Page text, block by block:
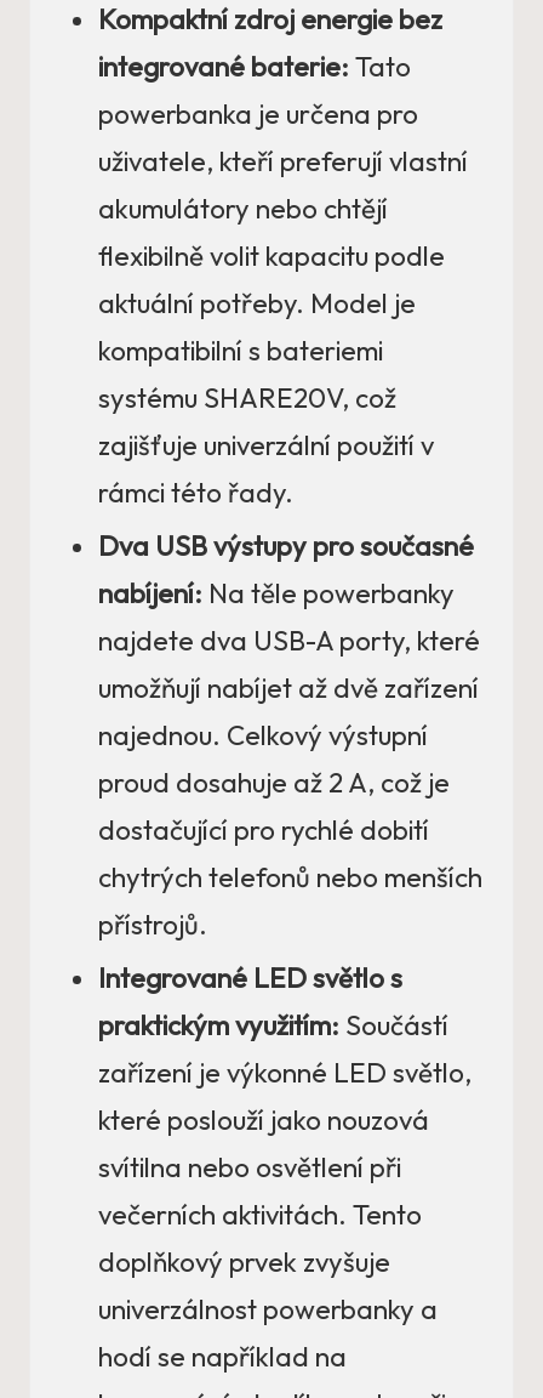
Kompaktní zdroj energie bez
integrované baterie: Tato
powerbanka je určena pro
uživatele, kteří preferují vlastní
akumulátory nebo chtějí
flexibilně volit kapacitu podle
aktuální potřeby. Model je
kompatibilní s bateriemi
systému SHARE20V, což
zajišťuje univerzální použití v
rámci této řady.
Dva USB výstupy pro současné
nabíjení: Na těle powerbanky
najdete dva USB-A porty, které
umožňují nabíjet až dvě zařízení
najednou. Celkový výstupní
proud dosahuje až 2 A, což je
dostačující pro rychlé dobití
chytrých telefonů nebo menších
přístrojů.
Integrované LED světlo s
praktickým využitím: Součástí
zařízení je výkonné LED světlo,
které poslouží jako nouzová
svítilna nebo osvětlení při
večerních aktivitách. Tento
doplňkový prvek zvyšuje
univerzálnost powerbanky a
hodí se například na